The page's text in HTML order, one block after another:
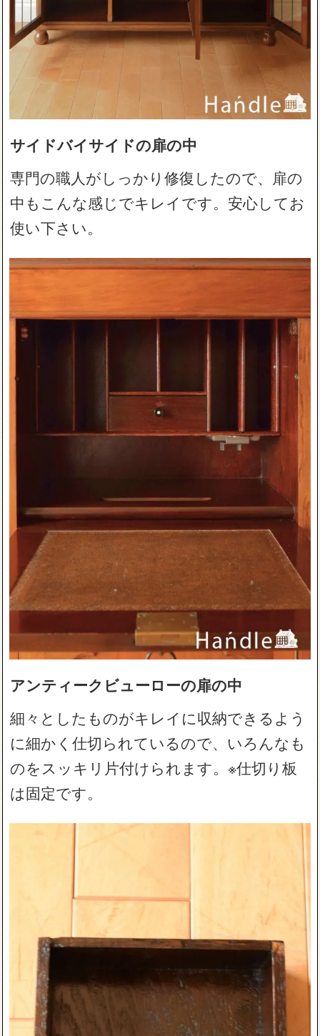
サイドバイサイドの扉の中
専門の職人がしっかり修復したので、扉の
中もこんな感じでキレイです。安心してお
使い下さい。
アンティークビューローの扉の中
細々としたものがキレイに収納できるよう
に細かく仕切られているので、いろんなも
のをスッキリ片付けられます。※仕切り板
は固定です。